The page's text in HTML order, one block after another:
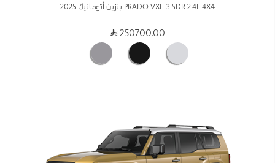
PRADO VXL-3 5DR 2.4L 4X4 بنزين أتوماتيك 2025
250700.00